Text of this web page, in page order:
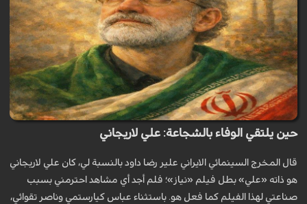
حين يلتقي الوفاء بالشجاعة: علي لاريجاني
قال المخرج السينمائي الايراني علير رضا داود بالنسبة لي، كان علي لاريجاني
هو ذاته «علي» بطل فيلم «نياز»؛ فلم أجد أي مشاهد احترمني بسبب
صناعتي لهذا الفيلم كما فعل هو. باستثناء عباس كيارستمي وناصر تقوائي،